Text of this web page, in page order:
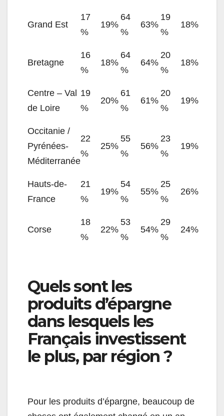
Grand Est
17
%
19%
64
%
63%
19
%
18%
Bretagne
16
%
18%
64
%
64%
20
%
18%
Centre – Val
de Loire
19
%
20%
61
%
61%
20
%
19%
Occitanie /
Pyrénées-
Méditerranée
22
%
25%
55
%
56%
23
%
19%
Hauts-de-
France
21
%
19%
54
%
55%
25
%
26%
Corse
18
%
22%
53
%
54%
29
%
24%
Quels sont les
produits d’épargne
dans lesquels les
Français investissent
le plus, par région ?
Pour les produits d’épargne, beaucoup de